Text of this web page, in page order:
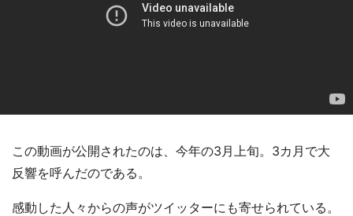
この動画が公開されたのは、今年の3月上旬。3カ月で大
反響を呼んだのである。
感動した人々からの声がツイッターにも寄せられている。